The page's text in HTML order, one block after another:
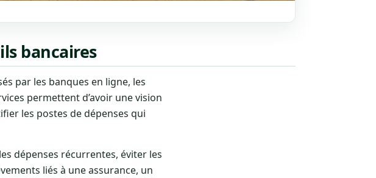
bancaires
par les banques en ligne, les
permettent d’avoir une vision
les postes de dépenses qui
dépenses récurrentes, éviter les
liés à une assurance, un